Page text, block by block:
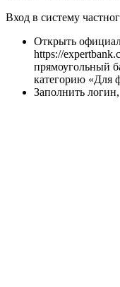
Вход в систему
Открыть
https://
прямоугольный
категорию «Для
Заполнить